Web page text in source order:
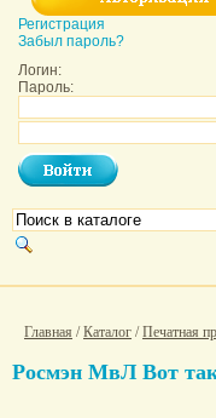
Главная /Каталог /Печатная
Росмэн МвЛ Вот
Регистрация
Забыл пароль?
Логин:
Пароль: